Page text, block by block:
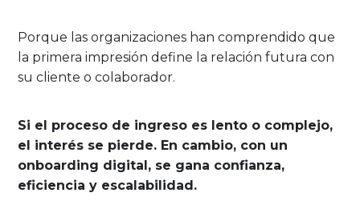
Porque las organizaciones han comprendido que
la primera impresión define la relación futura con
su cliente o colaborador.
Si el proceso de ingreso es lento o complejo,
el interés se pierde. En cambio, con un
onboarding digital, se gana confianza,
eficiencia y escalabilidad.